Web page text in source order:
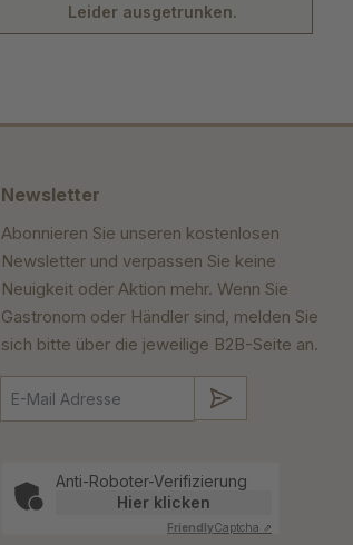
Leider ausgetrunken.
Newsletter
Abonnieren Sie unseren kostenlosen
Newsletter und verpassen Sie keine
Neuigkeit oder Aktion mehr. Wenn Sie
Gastronom oder Händler sind, melden Sie
sich bitte über die jeweilige B2B-Seite an.
Anti-Roboter-Verifizierung
Hier klicken
FriendlyCaptcha ⇗